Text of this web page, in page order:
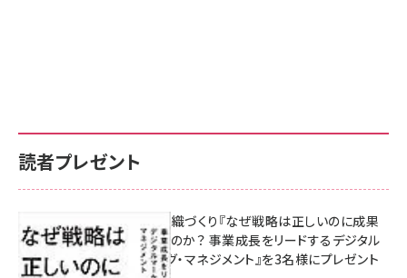
読者プレゼント
成果を生む組織づくり『なぜ戦略は正しいのに成果
があがらないのか？ 事業成長をリードするデジタル
マーケティング・マネジメント』を3名様にプレゼント